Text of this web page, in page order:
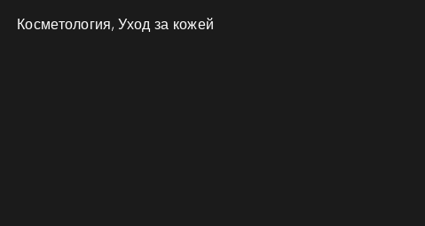
Косметология, Уход за кожей